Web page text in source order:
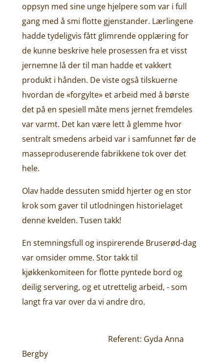
oppsyn med sine unge hjelpere som var i full
gang med å smi flotte gjenstander. Lærlingene
hadde tydeligvis fått glimrende opplæring for
de kunne beskrive hele prosessen fra et visst
jernemne lå der til man hadde et vakkert
produkt i hånden. De viste også tilskuerne
hvordan de «forgylte» et arbeid med å børste
det på en spesiell måte mens jernet fremdeles
var varmt. Det kan være lett å glemme hvor
sentralt smedens arbeid var i samfunnet før de
masseproduserende fabrikkene tok over det
hele.
Olav hadde dessuten smidd hjerter og en stor
krok som gaver til utlodningen historielaget
denne kvelden. Tusen takk!
En stemningsfull og inspirerende Bruserød-dag
var omsider omme. Stor takk til
kjøkkenkomiteen for flotte pyntede bord og
deilig servering, og et utrettelig arbeid, - som
langt fra var over da vi andre dro.
Referent: Gyda Anna
Bergby